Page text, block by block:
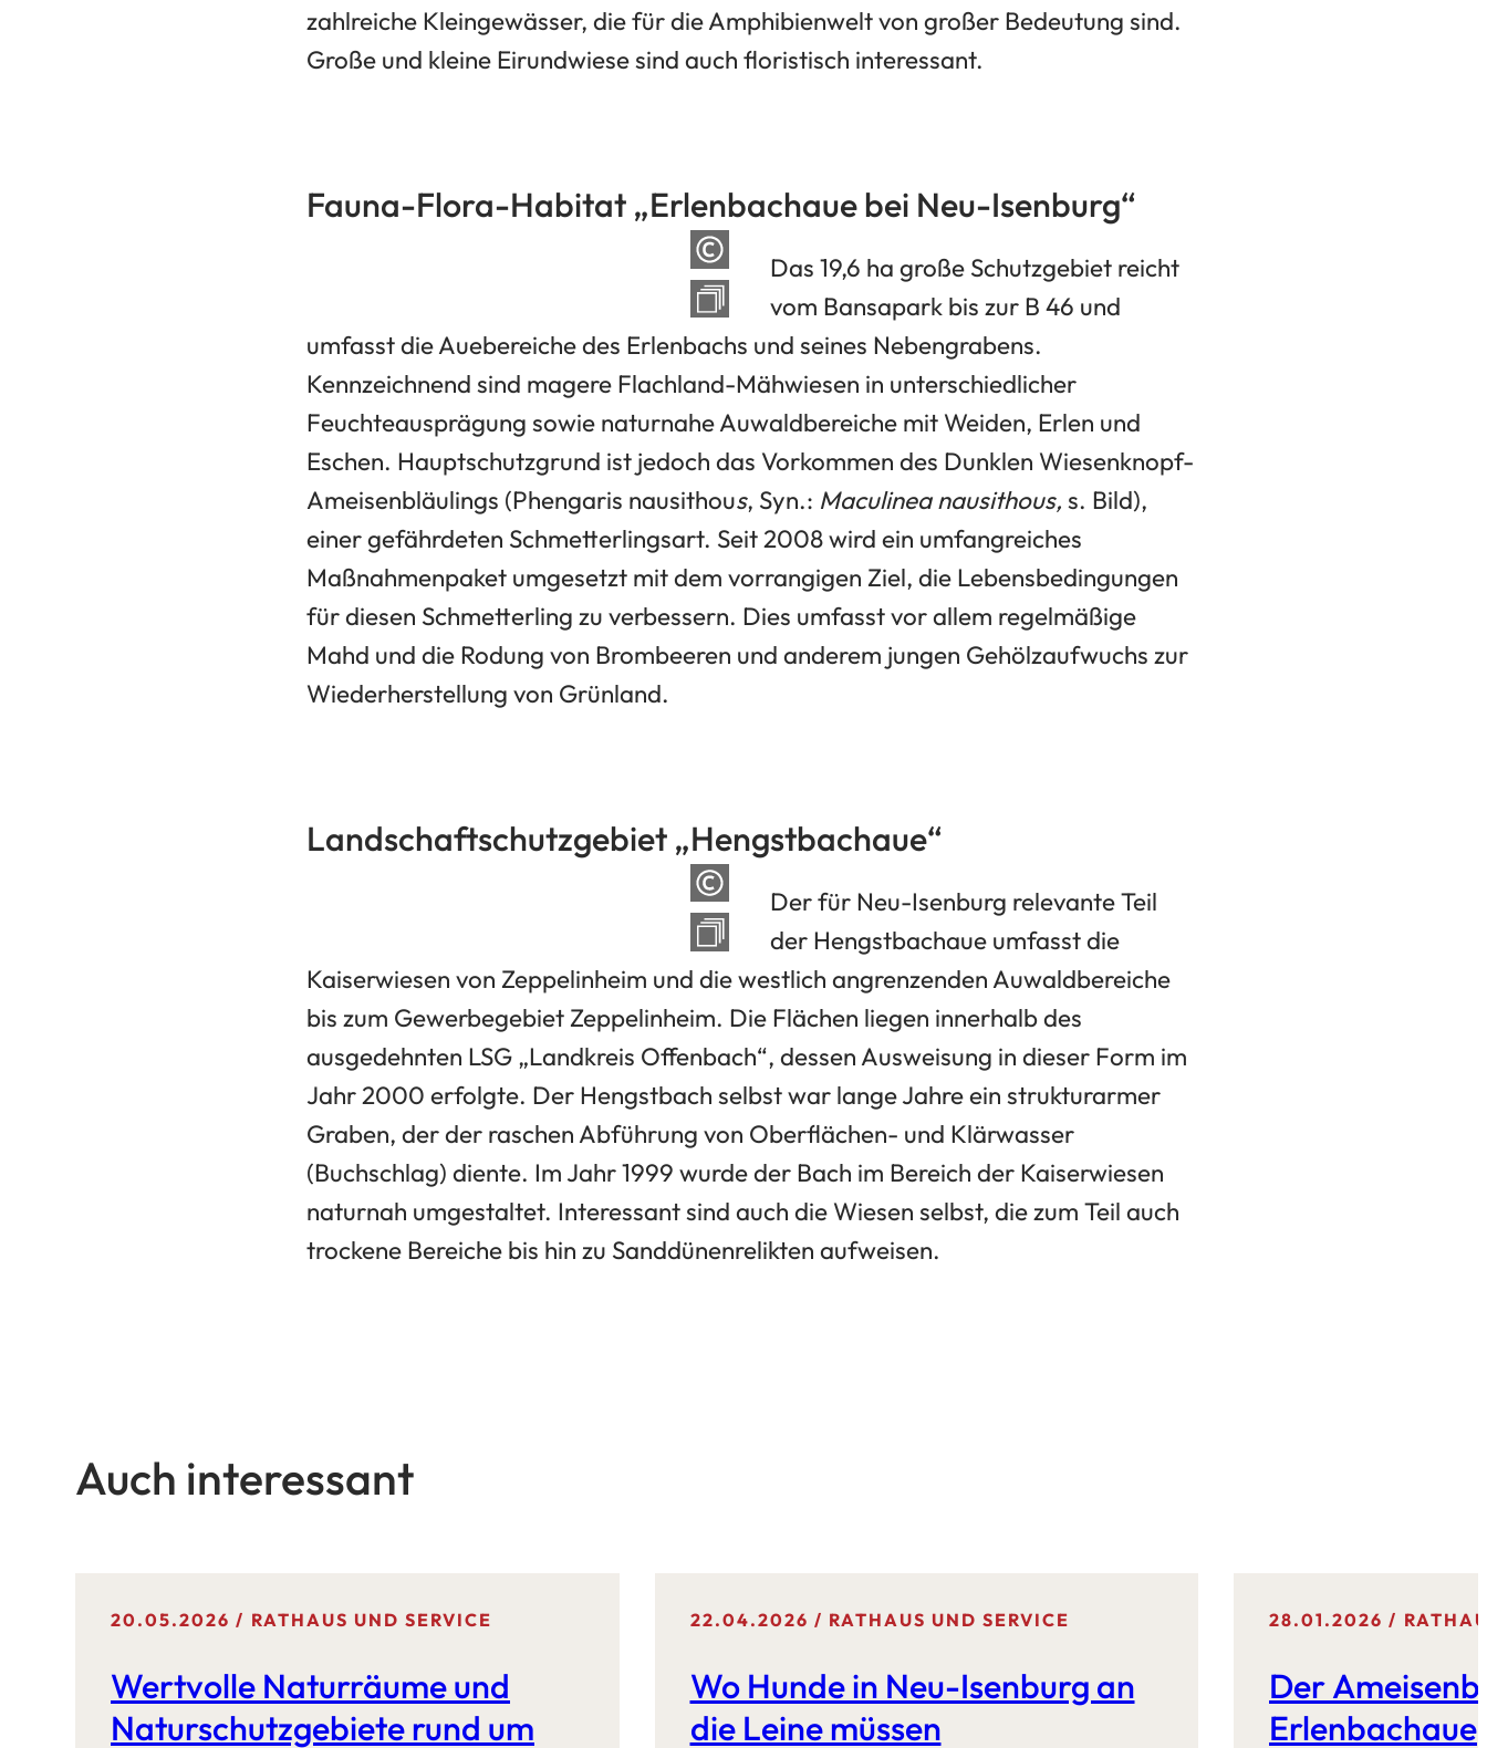
zahlreiche Kleingewässer, die für die Amphibienwelt von großer Bedeutung sind.
Große und kleine Eirundwiese sind auch floristisch interessant.
Fauna-Flora-Habitat „Erlenbachaue bei Neu-Isenburg“
Das 19,6 ha große Schutzgebiet reicht
vom Bansapark bis zur B 46 und
umfasst die Auebereiche des Erlenbachs und seines Nebengrabens.
Kennzeichnend sind magere Flachland-Mähwiesen in unterschiedlicher
Feuchteausprägung sowie naturnahe Auwaldbereiche mit Weiden, Erlen und
Eschen. Hauptschutzgrund ist jedoch das Vorkommen des Dunklen Wiesenknopf-
Ameisenbläulings (Phengaris nausithous, Syn.: Maculinea nausithous, s. Bild),
einer gefährdeten Schmetterlingsart. Seit 2008 wird ein umfangreiches
Maßnahmenpaket umgesetzt mit dem vorrangigen Ziel, die Lebensbedingungen
für diesen Schmetterling zu verbessern. Dies umfasst vor allem regelmäßige
Mahd und die Rodung von Brombeeren und anderem jungen Gehölzaufwuchs zur
Wiederherstellung von Grünland.
Landschaftschutzgebiet „Hengstbachaue“
Der für Neu-Isenburg relevante Teil
der Hengstbachaue umfasst die
Kaiserwiesen von Zeppelinheim und die westlich angrenzenden Auwaldbereiche
bis zum Gewerbegebiet Zeppelinheim. Die Flächen liegen innerhalb des
ausgedehnten LSG „Landkreis Offenbach“, dessen Ausweisung in dieser Form im
Jahr 2000 erfolgte. Der Hengstbach selbst war lange Jahre ein strukturarmer
Graben, der der raschen Abführung von Oberflächen- und Klärwasser
(Buchschlag) diente. Im Jahr 1999 wurde der Bach im Bereich der Kaiserwiesen
naturnah umgestaltet. Interessant sind auch die Wiesen selbst, die zum Teil auch
trockene Bereiche bis hin zu Sanddünenrelikten aufweisen.
Auch interessant
20.05.2026 RATHAUS UND SERVICE
Wertvolle Naturräume und
Naturschutzgebiete rund um
22.04.2026 RATHAUS UND SERVICE
Wo Hunde in Neu-Isenburg an
die Leine müssen
28.01.2026
Der
Erlenbachaue